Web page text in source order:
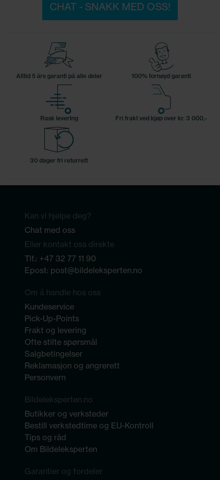
CHAT - SNAKK MED OSS!
Alltid 5 års garanti på alle deler 100% fornøyd garanti
Rask levering Fri frakt ved kjøp over kr. 3 000,-
30 dager fri returrett
Kan vi hjelpe deg?
Chat med oss
Eller kontakt oss direkte
Tlf.: +47 32 77 11 90
Epost: post@bildeleksperten.no
Om å handle hos oss
Kundeservice
Pick-Up-Points
Frakt og levering
Ofte stilte spørsmål
Salgbetingelser
Reklamasjon og angrerett
Personvern
Bildeleksperten.no
Butikker og verksteder
Bestill verkstedtime og EU-Kontroll
Tips og råd
Om Bildeleksperten
Garantier og fordeler